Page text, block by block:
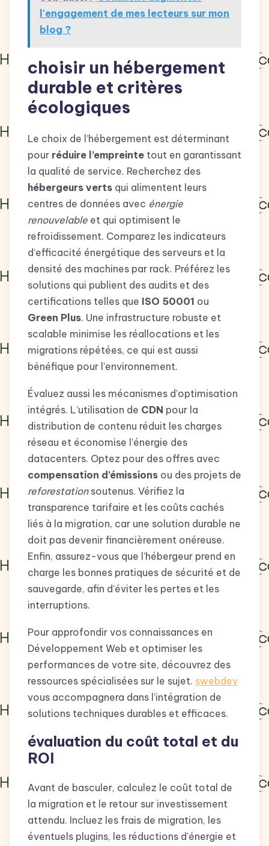
l'engagement de mes lecteurs sur mon
blog ?
choisir un hébergement
durable et critères
écologiques
Le choix de l’hébergement est déterminant
pour réduire l’empreinte tout en garantissant
la qualité de service. Recherchez des
hébergeurs verts qui alimentent leurs
centres de données avec énergie
renouvelable et qui optimisent le
refroidissement. Comparez les indicateurs
d’efficacité énergétique des serveurs et la
densité des machines par rack. Préférez les
solutions qui publient des audits et des
certifications telles que ISO 50001 ou
Green Plus. Une infrastructure robuste et
scalable minimise les réallocations et les
migrations répétées, ce qui est aussi
bénéfique pour l’environnement.
Évaluez aussi les mécanismes d’optimisation
intégrés. L’utilisation de CDN pour la
distribution de contenu réduit les charges
réseau et économise l’énergie des
datacenters. Optez pour des offres avec
compensation d’émissions ou des projets de
reforestationsoutenus. Vérifiez la
transparence tarifaire et les coûts cachés
liés à la migration, car une solution durable ne
doit pas devenir financièrement onéreuse.
Enfin, assurez-vous que l’hébergeur prend en
charge les bonnes pratiques de sécurité et de
sauvegarde, afin d’éviter les pertes et les
interruptions.
Pour approfondir vos connaissances en
Développement Web et optimiser les
performances de votre site, découvrez des
ressources spécialisées sur le sujet. swebdev
vous accompagnera dans l’intégration de
solutions techniques durables et efficaces.
évaluation du coût total et du
ROI
Avant de basculer, calculez le coût total de
la migration et le retour sur investissement
attendu. Incluez les frais de migration, les
éventuels plugins, les réductions d’énergie et